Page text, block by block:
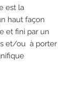
est la
haut façon
et fini par un
et/ou à porter